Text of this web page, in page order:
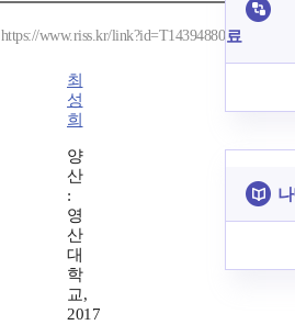
https://www.riss.kr/link?id=T14394880
최
성
희
양
산
:
영
산
대
학
교,
2017
료